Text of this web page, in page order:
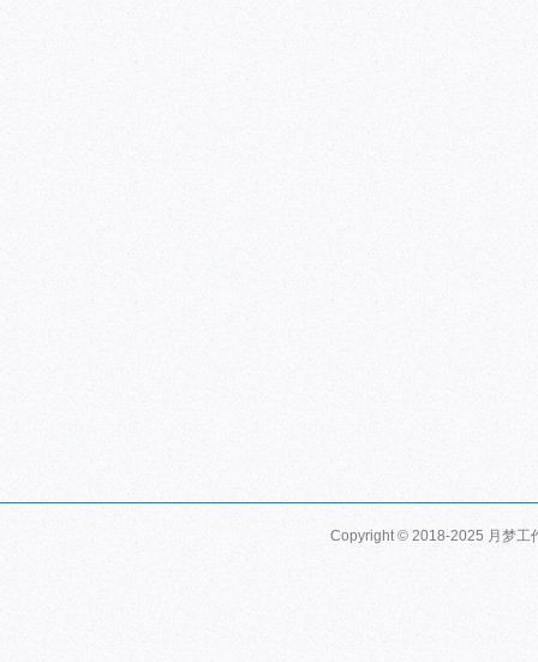
Copyright © 2018-2025 月梦工